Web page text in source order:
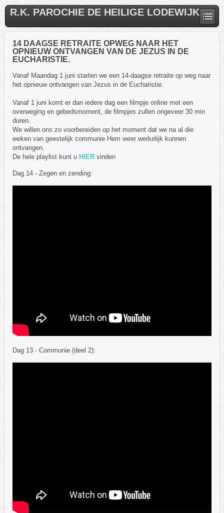
R.K. PAROCHIE DE HEILIGE LODEWIJK
14 DAAGSE RETRAITE OPWEG NAAR HET
OPNIEUW ONTVANGEN VAN DE JEZUS IN DE
EUCHARISTIE.
Vanaf Maandag 1 juni starten we een 14-daagse retraite op weg naar
het opnieuw ontvangen van Jezus in de Eucharistie.
Vanaf 1 juni komt er dan iedere dag een filmpje online met een
overweging en gebedsmoment, de filmpjes zullen ongeveer 30 min
duren.
We willen ons zo voorbereiden op het moment dat we na al die
weken van geestelijk communie Hem weer werkelijk kunnen
ontvangen.
De hele playlist kunt u HIER vinden
Dag 14 - Zegen en zending:
Dag 13 - Communie (deel 2):